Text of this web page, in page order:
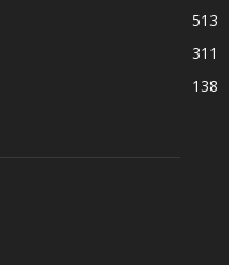
513
311
138